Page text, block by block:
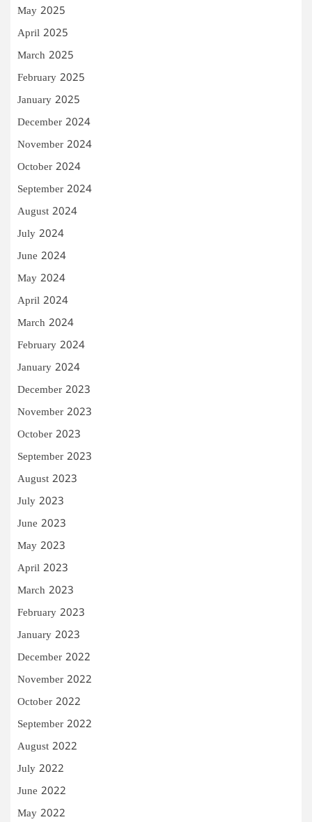
May 2025
April 2025
March 2025
February 2025
January 2025
December 2024
November 2024
October 2024
September 2024
August 2024
July 2024
June 2024
May 2024
April 2024
March 2024
February 2024
January 2024
December 2023
November 2023
October 2023
September 2023
August 2023
July 2023
June 2023
May 2023
April 2023
March 2023
February 2023
January 2023
December 2022
November 2022
October 2022
September 2022
August 2022
July 2022
June 2022
May 2022